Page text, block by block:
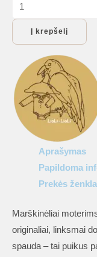
kiekis:
Marškinėliai
„Tikra
karaliene
tampa
tik
mama“
Į krepšelį
Aprašymas
Papildoma
Prekės
Marškinėliai
originaliai, linksmai
spauda – tai puikus